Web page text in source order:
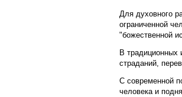
Для духовного
ограниченной
"божественной
В традиционных
страданий,
С современной
человека и